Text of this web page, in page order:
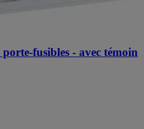
fusibles - avec témoin